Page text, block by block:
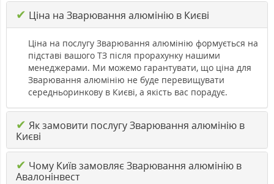
✔ Ціна на Зварювання алюмінію в Києві
Ціна на послугу Зварювання алюмінію формується на
підставі вашого ТЗ після прорахунку нашими
менеджерами. Ми можемо гарантувати, що ціна для
Зварювання алюмінію не буде перевищувати
середньоринкову в Києві, а якість вас порадує.
✔ Як замовити послугу Зварювання алюмінію в
Києві
✔ Чому Київ замовляє Зварювання алюмінію в
Авалонінвест